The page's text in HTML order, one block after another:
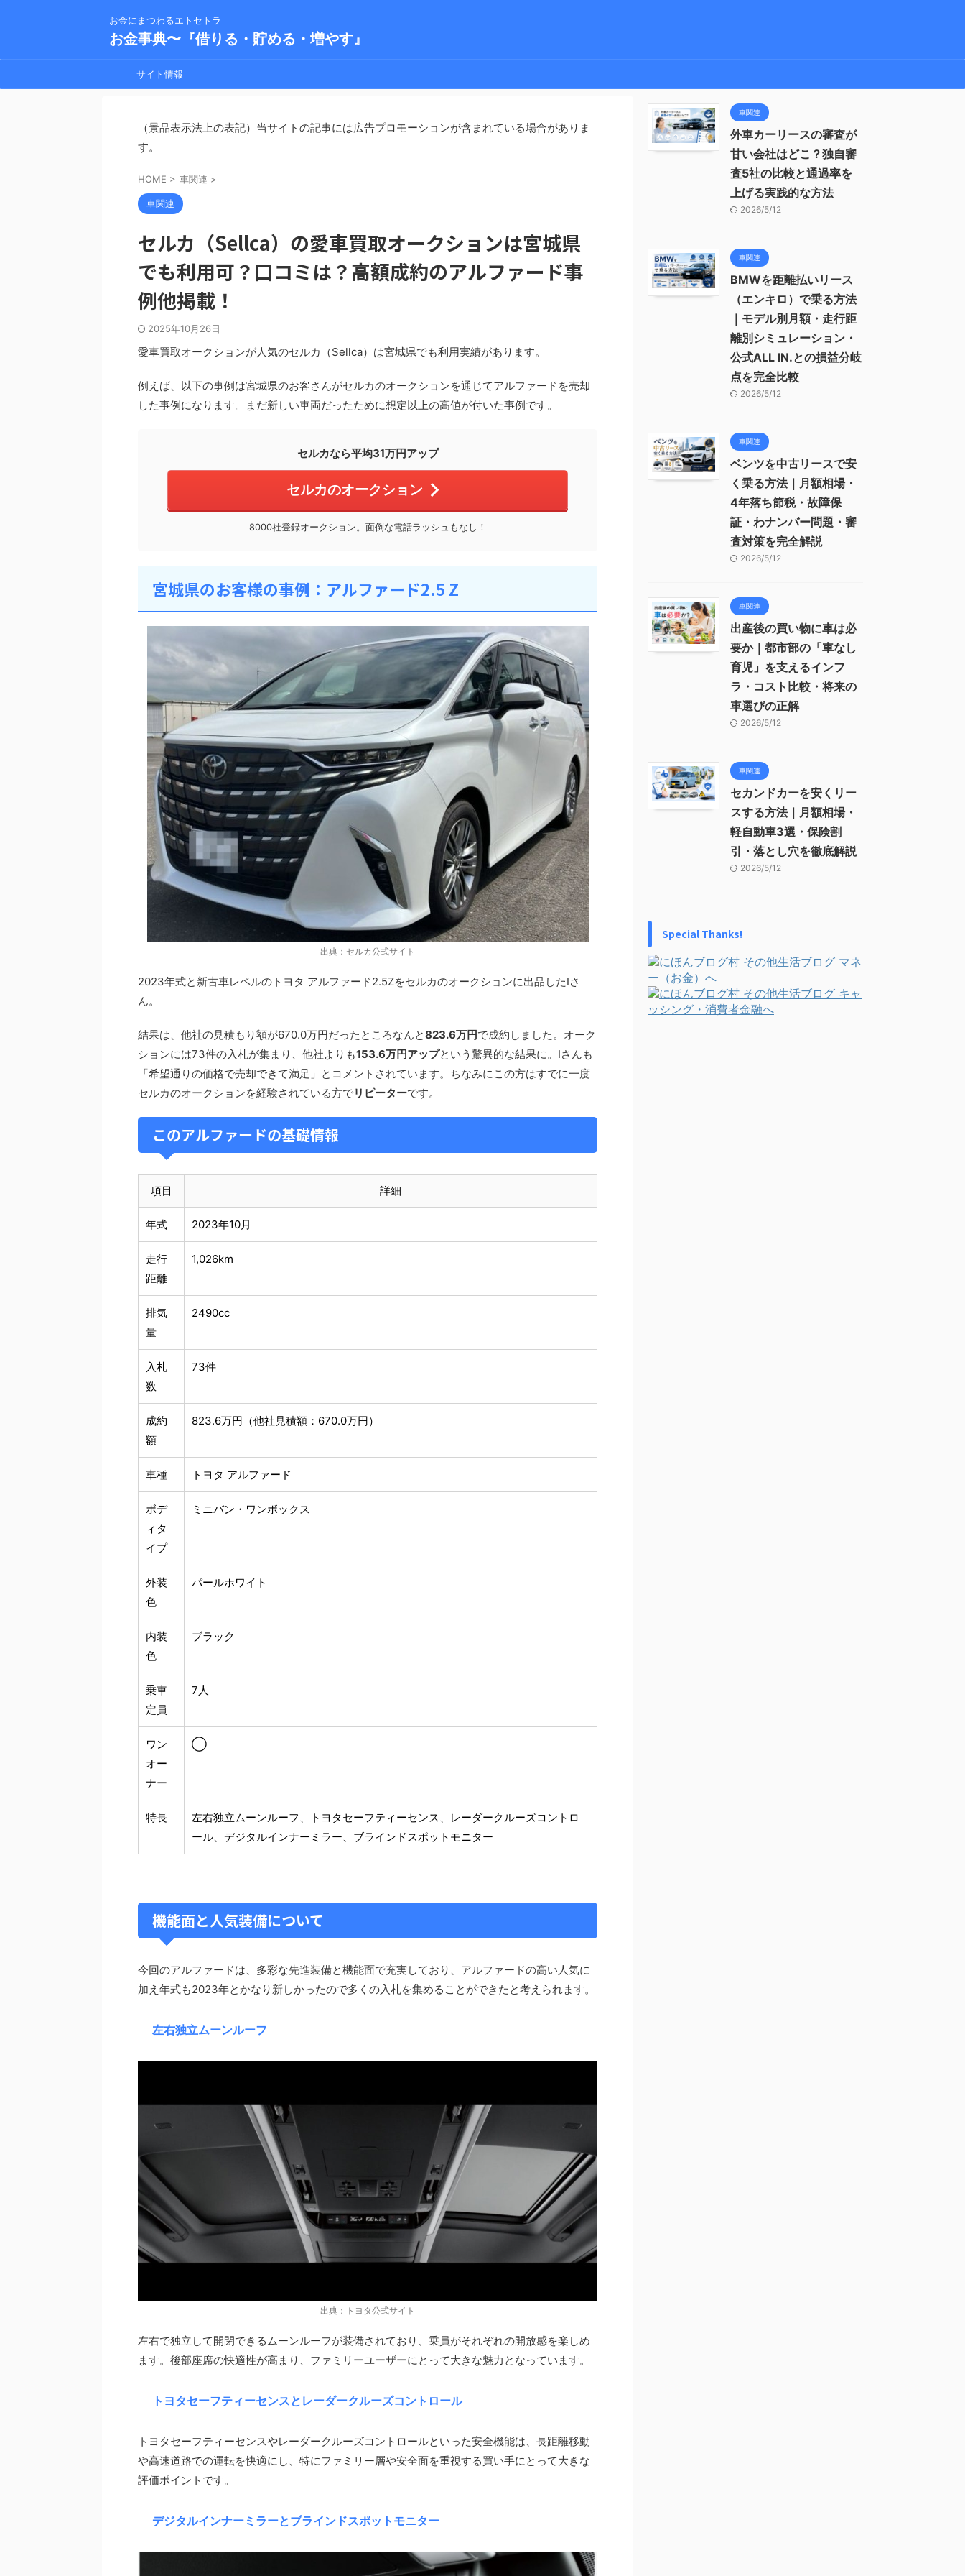
お金にまつわるエトセトラ
お金事典〜『借りる・貯める・増やす』
サイト情報
（景品表示法上の表記）当サイトの記事には広告プロモーションが含まれている場合がありま
す。
HOME > 車関連 >
車関連
セルカ（Sellca）の愛車買取オークションは宮城県
でも利用可？口コミは？高額成約のアルファード事
例他掲載！
2025年10月26日
愛車買取オークションが人気のセルカ（Sellca）は宮城県でも利用実績があります。
例えば、以下の事例は宮城県のお客さんがセルカのオークションを通じてアルファードを売却
した事例になります。まだ新しい車両だったために想定以上の高値が付いた事例です。
セルカなら平均31万円アップ
セルカのオークション
8000社登録オークション。面倒な電話ラッシュもなし！
宮城県のお客様の事例：アルファード2.5 Z
出典：セルカ公式サイト
2023年式と新古車レベルのトヨタ アルファード2.5Zをセルカのオークションに出品したIさ
ん。
結果は、他社の見積もり額が670.0万円だったところなんと823.6万円で成約しました。オーク
ションには73件の入札が集まり、他社よりも153.6万円アップという驚異的な結果に。Iさんも
「希望通りの価格で売却できて満足」とコメントされています。ちなみにこの方はすでに一度
セルカのオークションを経験されている方でリピーターです。
このアルファードの基礎情報
項目 詳細
年式 2023年10月
走行
距離
1,026km
排気
量
2490cc
入札
数
73件
成約
額
823.6万円（他社見積額：670.0万円）
車種 トヨタ アルファード
ボデ
ィタ
イプ
ミニバン・ワンボックス
外装
色
パールホワイト
内装
色
ブラック
乗車
定員
7人
ワン
オー
ナー
◯
特長
左右独立ムーンルーフ、トヨタセーフティーセンス、レーダークルーズコントロ
ール、デジタルインナーミラー、ブラインドスポットモニター
機能面と人気装備について
今回のアルファードは、多彩な先進装備と機能面で充実しており、アルファードの高い人気に
加え年式も2023年とかなり新しかったので多くの入札を集めることができたと考えられます。
左右独立ムーンルーフ
出典：トヨタ公式サイト
左右で独立して開閉できるムーンルーフが装備されており、乗員がそれぞれの開放感を楽しめ
ます。後部座席の快適性が高まり、ファミリーユーザーにとって大きな魅力となっています。
トヨタセーフティーセンスとレーダークルーズコントロール
トヨタセーフティーセンスやレーダークルーズコントロールといった安全機能は、長距離移動
や高速道路での運転を快適にし、特にファミリー層や安全面を重視する買い手にとって大きな
評価ポイントです。
デジタルインナーミラーとブラインドスポットモニター
車関連
外車カーリースの審査が
甘い会社はどこ？独自審
査5社の比較と通過率を
上げる実践的な方法
2026/5/12
車関連
BMWを距離払いリース
（エンキロ）で乗る方法
｜モデル別月額・走行距
離別シミュレーション・
公式ALL IN.との損益分岐
点を完全比較
2026/5/12
車関連
ベンツを中古リースで安
く乗る方法｜月額相場・
4年落ち節税・故障保
証・わナンバー問題・審
査対策を完全解説
2026/5/12
車関連
出産後の買い物に車は必
要か｜都市部の「車なし
育児」を支えるインフ
ラ・コスト比較・将来の
車選びの正解
2026/5/12
車関連
セカンドカーを安くリー
スする方法｜月額相場・
軽自動車3選・保険割
引・落とし穴を徹底解説
2026/5/12
Special Thanks!